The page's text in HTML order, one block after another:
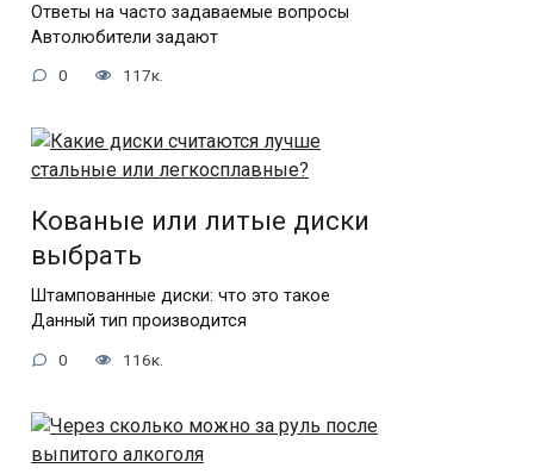
Ответы на часто задаваемые вопросы
Автолюбители задают
0 117к.
Кованые или литые диски
выбрать
Штампованные диски: что это такое
Данный тип производится
0 116к.